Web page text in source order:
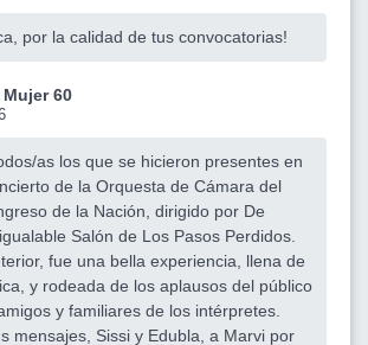
por la calidad de tus convocatorias!
60
as los que se hicieron presentes en
de la Orquesta de Cámara del
de la Nación, dirigido por De
Salón de Los Pasos Perdidos.
fue una bella experiencia, llena de
y rodeada de los aplausos del público
y familiares de los intérpretes.
mensajes, Sissi y Edubla, a Marvi por